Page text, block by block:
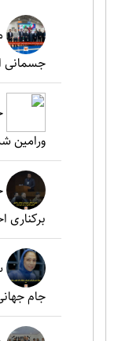
جسمانی
ورامین
جام